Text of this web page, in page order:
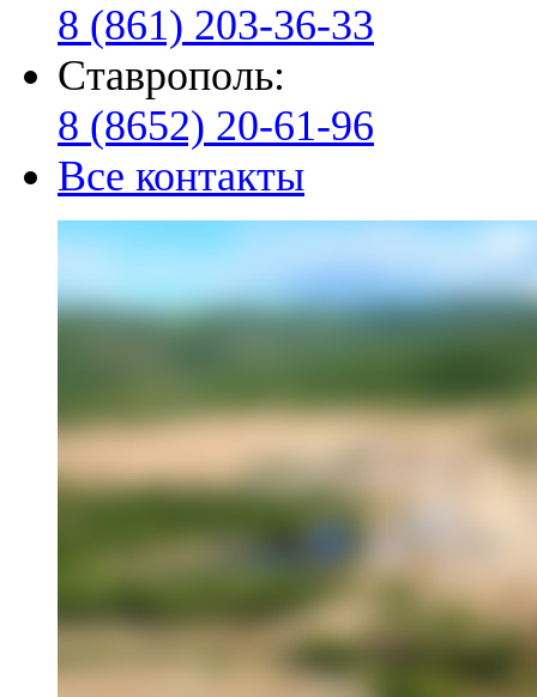
8 (861) 203-36-33
Ставрополь:
8 (8652) 20-61-96
Все контакты